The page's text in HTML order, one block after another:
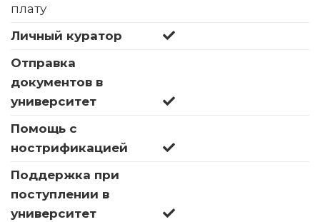
плату
Личный куратор
Отправка
документов в
университет
Помощь с
нострификацией
Поддержка при
поступлении в
университет